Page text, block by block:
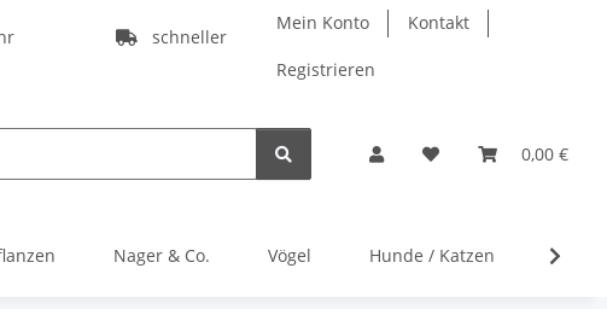
Mein Konto Kontakt
Registrieren
schneller
0,00 €
Nager & Co. Vögel Hunde / Katzen